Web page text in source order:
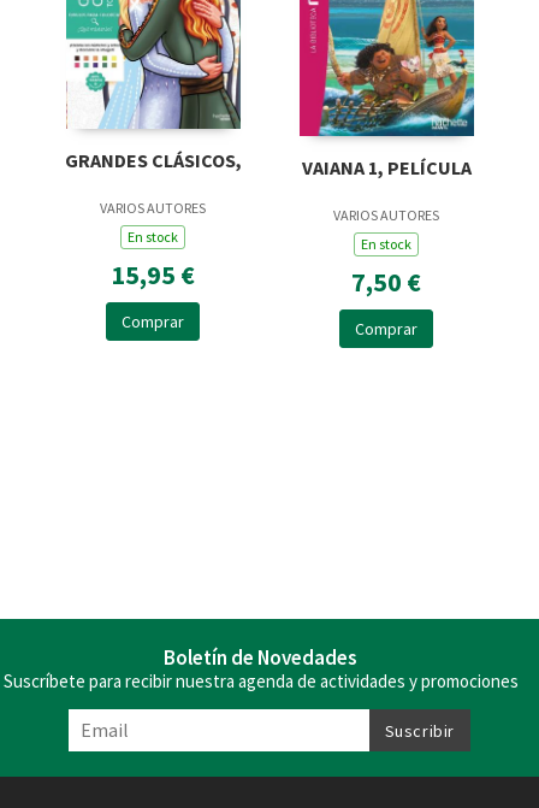
GRANDES CLÁSICOS,
VARIOS AUTORES
En stock
15,95 €
Comprar
VAIANA 1, PELÍCULA
VARIOS AUTORES
En stock
7,50 €
Comprar
Boletín de Novedades
Suscríbete para recibir nuestra agenda de actividades y promociones